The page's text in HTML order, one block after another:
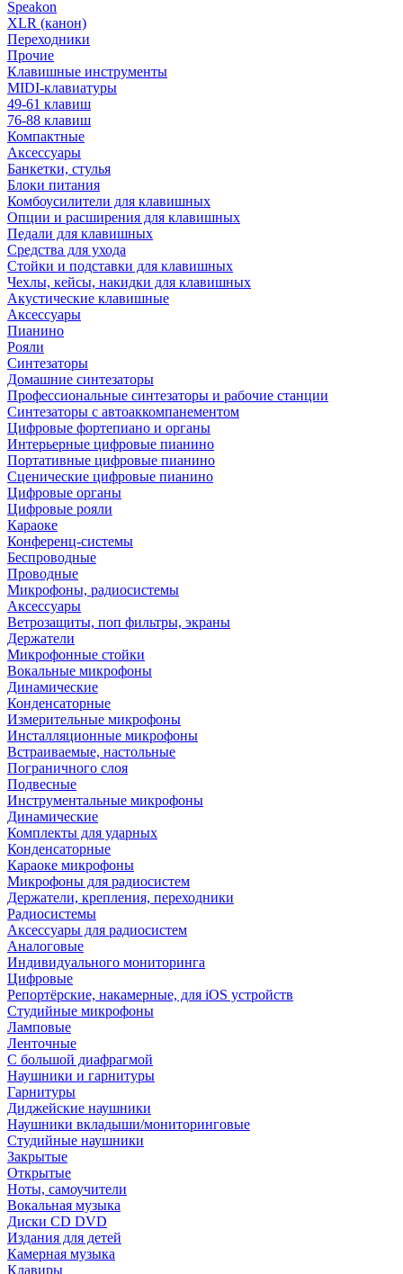
Speakon
XLR (канон)
Переходники
Прочие
Клавишные инструменты
MIDI-клавиатуры
49-61 клавиш
76-88 клавиш
Компактные
Аксессуары
Банкетки, стулья
Блоки питания
Комбоусилители для клавишных
Опции и расширения для клавишных
Педали для клавишных
Средства для ухода
Стойки и подставки для клавишных
Чехлы, кейсы, накидки для клавишных
Акустические клавишные
Аксессуары
Пианино
Рояли
Синтезаторы
Домашние синтезаторы
Профессиональные синтезаторы и рабочие станции
Синтезаторы с автоаккомпанементом
Цифровые фортепиано и органы
Интерьерные цифровые пианино
Портативные цифровые пианино
Сценические цифровые пианино
Цифровые органы
Цифровые рояли
Караоке
Конференц-системы
Беспроводные
Проводные
Микрофоны, радиосистемы
Аксессуары
Ветрозащиты, поп фильтры, экраны
Держатели
Микрофонные стойки
Вокальные микрофоны
Динамические
Конденсаторные
Измерительные микрофоны
Инсталляционные микрофоны
Встраиваемые, настольные
Пограничного слоя
Подвесные
Инструментальные микрофоны
Динамические
Комплекты для ударных
Конденсаторные
Караоке микрофоны
Микрофоны для радиосистем
Держатели, крепления, переходники
Радиосистемы
Аксессуары для радиосистем
Аналоговые
Индивидуального мониторинга
Цифровые
Репортёрские, накамерные, для iOS устройств
Студийные микрофоны
Ламповые
Ленточные
С большой диафрагмой
Наушники и гарнитуры
Гарнитуры
Диджейские наушники
Наушники вкладыши/мониторинговые
Студийные наушники
Закрытые
Открытые
Ноты, самоучители
Вокальная музыка
Диски CD DVD
Издания для детей
Камерная музыка
Клавиры